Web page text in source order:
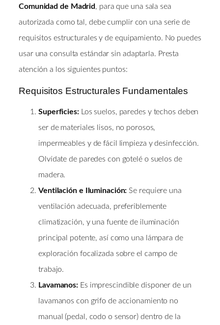
Comunidad de Madrid, para que una sala sea
autorizada como tal, debe cumplir con una serie de
requisitos estructurales y de equipamiento. No puedes
usar una consulta estándar sin adaptarla. Presta
atención a los siguientes puntos:
Requisitos Estructurales Fundamentales
Superficies:Los suelos, paredes y techos deben
ser de materiales lisos, no porosos,
impermeables y de fácil limpieza y desinfección.
Olvídate de paredes con gotelé o suelos de
madera.
Ventilación e Iluminación: Se requiere una
ventilación adecuada, preferiblemente
climatización, y una fuente de iluminación
principal potente, así como una lámpara de
exploración focalizada sobre el campo de
trabajo.
Lavamanos: Es imprescindible disponer de un
lavamanos con grifo de accionamiento no
manual (pedal, codo o sensor) dentro de la